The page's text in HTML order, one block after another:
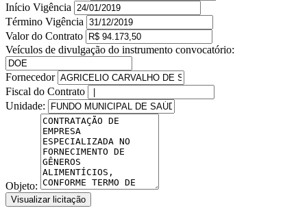
Início Vigência
Término Vigência
Valor do Contrato
Veículos de divulgação do instrumento convocatório:
Fornecedor
Fiscal do Contrato
Unidade:
Objeto:
Visualizar licitação